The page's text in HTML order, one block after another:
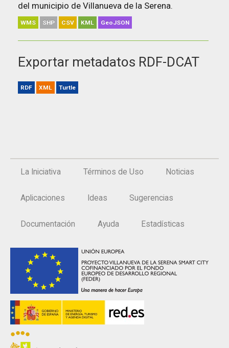
del municipio de Villanueva de la Serena.
WMS SHP CSV KML GeoJSON
Exportar metadatos RDF-DCAT
RDF XML Turtle
La Iniciativa Términos de Uso Noticias
Aplicaciones Ideas Sugerencias
Documentación Ayuda Estadísticas